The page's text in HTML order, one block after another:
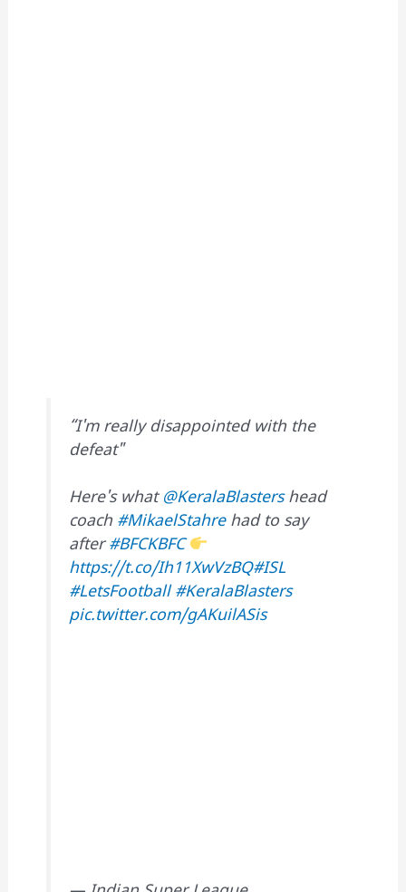
“I'm really disappointed with the
defeat"
Here's what @KeralaBlastershead
coach #MikaelStahrehad to say
after#BFCKBFC
https://t.co/Ih11XwVzBQ#ISL
#LetsFootball #KeralaBlasters
pic.twitter.com/gAKuilASis